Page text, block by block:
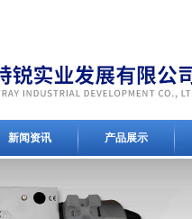
新闻资讯 产品展示